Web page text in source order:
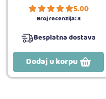
5.00
Broj recenzija:3
Besplatna dostava
Dodaj u korpu